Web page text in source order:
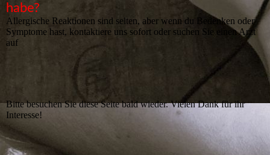
habe?
Allergische Reaktionen sind selten, aber wenn du Bedenken oder
Symptome hast, kontaktiere uns sofort oder suchen Sie einen Arzt
auf
Bitte besuchen Sie diese Seite bald wieder. Vielen Dank für ihr
Interesse!